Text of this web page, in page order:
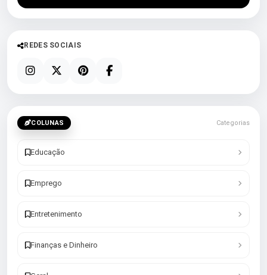
REDES SOCIAIS
COLUNAS Categorias
Educação
Emprego
Entretenimento
Finanças e Dinheiro